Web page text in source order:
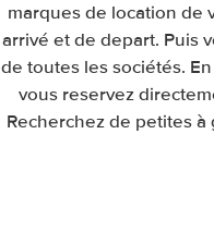
marques de location de
arrivé et de depart. Puis
de toutes les sociétés.
vous reservez
Recherchez de petites